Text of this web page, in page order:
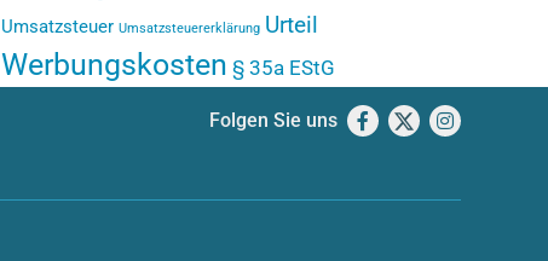
Umsatzsteuer Umsatzsteuererklärung Urteil
Werbungskosten § 35a EStG
Folgen Sie uns Facebook
X Instagram